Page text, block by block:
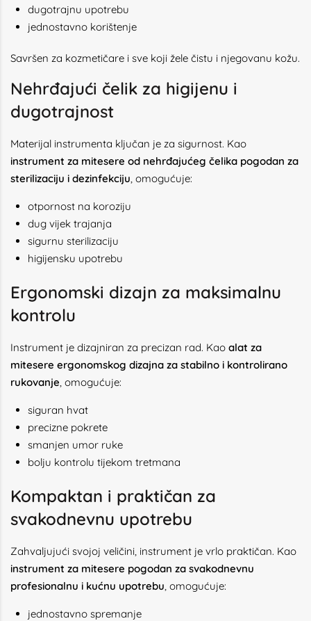
dugotrajnu upotrebu
jednostavno korištenje
Savršen za kozmetičare i sve koji žele čistu i njegovanu kožu.
Nehrđajući čelik za higijenu i
dugotrajnost
Materijal instrumenta ključan je za sigurnost. Kao
instrument za mitesere od nehrđajućeg čelika pogodan za
sterilizaciju i dezinfekciju, omogućuje:
otpornost na koroziju
dug vijek trajanja
sigurnu sterilizaciju
higijensku upotrebu
Ergonomski dizajn za maksimalnu
kontrolu
Instrument je dizajniran za precizan rad. Kao alat za
mitesere ergonomskog dizajna za stabilno i kontrolirano
rukovanje, omogućuje:
siguran hvat
precizne pokrete
smanjen umor ruke
bolju kontrolu tijekom tretmana
Kompaktan i praktičan za
svakodnevnu upotrebu
Zahvaljujući svojoj veličini, instrument je vrlo praktičan. Kao
instrument za mitesere pogodan za svakodnevnu
profesionalnu i kućnu upotrebu, omogućuje:
jednostavno spremanje